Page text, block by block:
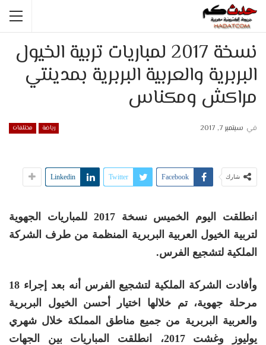
نسخة 2017 لمباريات تربية الخيول
البربرية والعربية البربرية بمدينتي
مراكش ومكناس
رياضة مختلفات في سبتمبر 7, 2017
شارك Facebook
Twitter
Linkedin
انطلقت اليوم الخميس نسخة 2017 للمباريات الجهوية
لتربية الخيول العربية البربرية المنظمة من طرف الشركة
الملكية لتشجيع الفرس.
وأفادت الشركة الملكية لتشجيع الفرس أنه بعد إجراء 18
مرحلة جهوية، تم خلالها اختيار أحسن الخيول البربرية
والعربية البربرية من جميع مناطق المملكة خلال شهري
يوليوز وغشت 2017، انطلقت المباريات بين الجهات